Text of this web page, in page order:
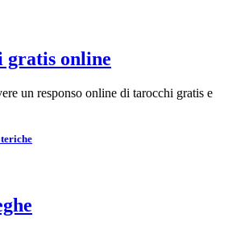
online
un responso online di tarocchi gratis e